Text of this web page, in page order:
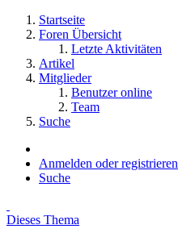
Startseite
Foren Übersicht
Letzte Aktivitäten
Artikel
Mitglieder
Benutzer online
Team
Suche
Anmelden oder registrieren
Suche
Dieses Thema